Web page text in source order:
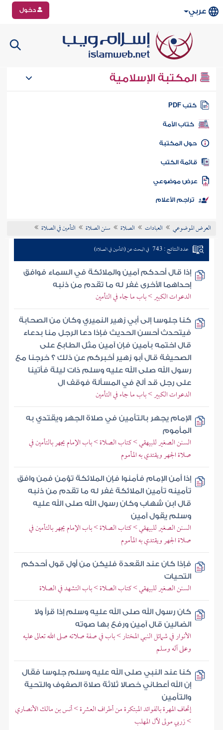
عربي دخول
المكتبة الإسلامية
كتب PDF
كتاب الأمة
المكتبة
الكتب
موضوعي
تراجم الأعلام
العرض الموضوعي العبادات الصلاة سنن الصلاة التأمين في الصلاة
عدد النتائج : 743 في البحث عن (التأمين في الصلاة)
إذا قال أحدكم آمين والملائكة في السماء فوافق
إحداهما الأخرى غفر له ما تقدم من ذنبه
الدعوات الكبير > باب ما جاء في التأمين
كنا جلوسا إلى أبي زهير النميري وكان من الصحابة
فيتحدث أحسن الحديث فإذا دعا الرجل منا بدعاء
قال اختمه بآمين فإن آمين مثل الطابع على
الصحيفة قال أبو زهير أخبركم عن ذلك ؟ خرجنا مع
رسول الله صلى الله عليه وسلم ذات ليلة فأتينا
على رجل قد ألح في المسألة فوقف ال
الدعوات الكبير > باب ما جاء في التأمين
الإمام يجهر بالتأمين في صلاة الجهر ويقتدي به
المأموم
السنن الصغير للبيهقي > كتاب الصلاة > باب الإمام يجهر بالتأمين في
صلاة الجهر ويقتدي به المأموم
إذا أمن الإمام فأمنوا فإن الملائكة تؤمن فمن وافق
تأمينه تأمين الملائكة غفر له ما تقدم من ذنبه
قال ابن شهاب وكان رسول الله صلى الله عليه
وسلم يقول آمين
السنن الصغير للبيهقي > كتاب الصلاة > باب الإمام يجهر بالتأمين في
صلاة الجهر ويقتدي به المأموم
فإذا كان عند القعدة فليكن من أول قول أحدكم
التحيات
السنن الصغير للبيهقي > كتاب الصلاة > باب التشهد في الصلاة
كان رسول الله صلى الله عليه وسلم إذا قرأ ولا
الضالين قال آمين ورفع بها صوته
الأنوار في شمائل النبي المختار > باب في صفة صلاته صلى الله تعالى عليه
وعلى آله وسلم
كنا عند النبي صلى الله عليه وسلم جلوسا فقال
إن الله أعطاني خصالا ثلاثة صلاة الصفوف والتحية
والتأمين
إتحاف المهرة بالفوائد المبتكرة من أطراف العشرة > أنس بن مالك الأنصاري
> زربي مولى لآل المهلب